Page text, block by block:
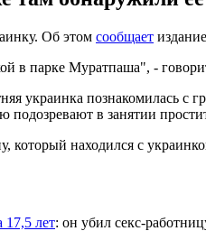
Об этом сообщает
в парке Муратпаша", -
украинка познакомилась
в занятии
который находился с
17,5 лет: он убил секс-